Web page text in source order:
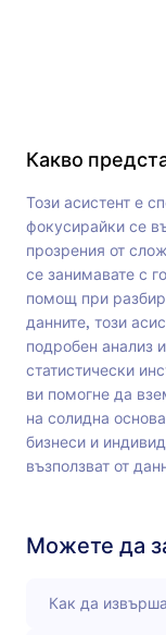
Какво
Този асистент е
фокусирайки се
прозрения от
се занимавате с
помощ при
данните, този
подробен анализ
статистически
ви помогне да
на солидна
бизнеси и
възползват от
Можете да
Как да